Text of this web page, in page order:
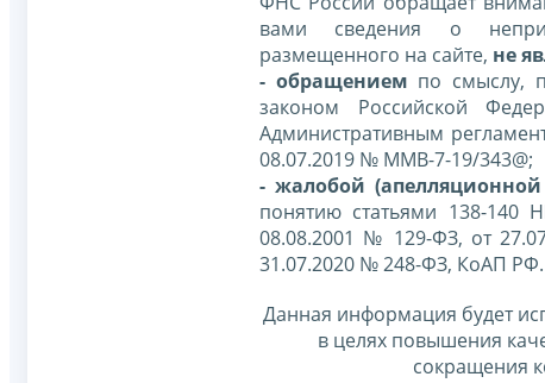
вами сведения о
размещенного на сайте, не
- обращением по смыслу,
законом Российской
Административным
08.07.2019 № ММВ-7-19/343@;
- жалобой
понятию статьями 138-
08.08.2001 № 129-ФЗ, от
31.07.2020 № 248-ФЗ, КоАП РФ.
Данная информация будет
в целях повышения
сокращения